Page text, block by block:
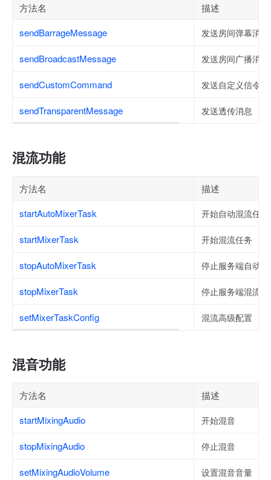
方法名
描述
sendBarrageMessage
发送房间弹幕消
sendBroadcastMessage 发送房间广播消
sendCustomCommand 发送自定义信令
sendTransparentMessage 发送透传消息
混流功能
方法名
描述
startAutoMixerTask
开始自动混流任务
startMixerTask 开始混流任务
stopAutoMixerTask 停止服务端自动
stopMixerTask 停止服务端混流
setMixerTaskConfig 混流高级配置
混音功能
方法名
描述
startMixingAudio
开始混音
stopMixingAudio 停止混音
setMixingAudioVolume 设置混音音量